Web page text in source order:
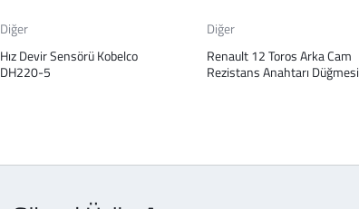
Diğer
Hız Devir Sensörü Kobelco
DH220-5
Diğer
Renault 12 Toros Arka Cam
Rezistans Anahtarı Düğmesi